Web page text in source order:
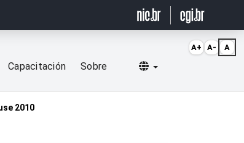
Capacitación Sobre Selecionar idioma
2010
A+ A- A